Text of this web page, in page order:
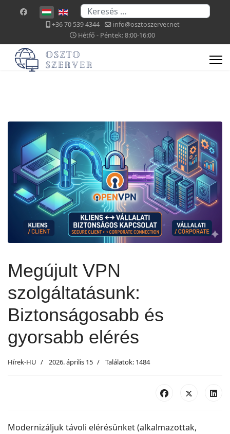
Válasszon nyelvet
Keresés...
+36 70 539 4344
info@osztoszerver.net
Hétfő - Péntek: 8:00-16:00
Megújult VPN
szolgáltatásunk:
Biztonságosabb és
gyorsabb elérés
Hírek-HU 2026. április 15 Találatok: 1484
Modernizáljuk távoli elérésünket (alkalmazottak,